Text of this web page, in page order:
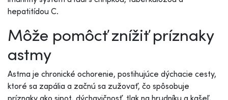
hepatitídou C.
Môže pomôcť znížiť príznaky
astmy
Astma je chronické ochorenie, postihujúce dýchacie cesty,
ktoré sa zapália a začnú sa zužovať, čo spôsobuje
príznaky ako sipot, dýchavičnosť, tlak na hrudníku a kašeľ.